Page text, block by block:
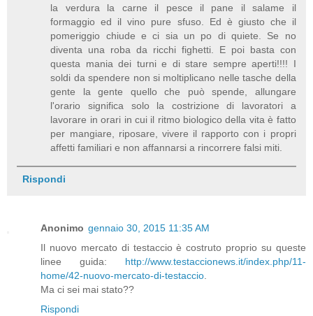
la verdura la carne il pesce il pane il salame il
formaggio ed il vino pure sfuso. Ed è giusto che il
pomeriggio chiude e ci sia un po di quiete. Se no
diventa una roba da ricchi fighetti. E poi basta con
questa mania dei turni e di stare sempre aperti!!!! I
soldi da spendere non si moltiplicano nelle tasche della
gente la gente quello che può spende, allungare
l'orario significa solo la costrizione di lavoratori a
lavorare in orari in cui il ritmo biologico della vita è fatto
per mangiare, riposare, vivere il rapporto con i propri
affetti familiari e non affannarsi a rincorrere falsi miti.
Rispondi
Anonimo gennaio 30, 2015 11:35 AM
Il nuovo mercato di testaccio è costruto proprio su queste
linee guida: http://www.testaccionews.it/index.php/11-
home/42-nuovo-mercato-di-testaccio
Ma ci sei mai stato??
Rispondi